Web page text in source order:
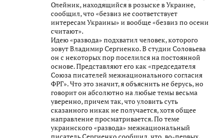
Олейник, находящийся в розыске в Украине,
сообщил, что «безвиз не соответствует
интересам Украины» и вообще «безвиз по осени
считают».
Идею «развода» подхватил человек, которого
зовут Владимир Сергиенко. В студии Соловьева
он с некоторых пор поселился на постоянной
основе. Представляют его как «председателя
Союза писателей межнационального согласия
ФРГ». Что это значит, я объяснить не берусь, но
говорит он абсолютно на любые темы весьма
уверенно, причем так, что уловить суть
сказанного никак не получается, хотя общее
направление просматривается. По теме
украинского «развода» межнациональный